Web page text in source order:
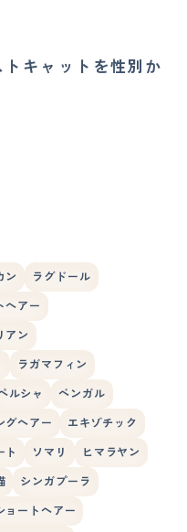
キャットを性別か
ン ラグドール
ヘアー
アン
ラガマフィン
ルシャ ベンガル
グヘアー エキゾチック
ト ソマリ ヒマラヤン
シンガプーラ
ョートヘアー